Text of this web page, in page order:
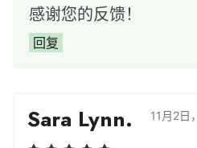
感谢您的反馈！
回复
Sara Lynn. 11月2日